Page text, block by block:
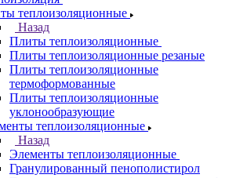
теплоизоляционные
Назад
Плиты теплоизоляционные
Плиты теплоизоляционные резаные
Плиты теплоизоляционные
термоформованные
Плиты теплоизоляционные
уклонообразующие
теплоизоляционные
Назад
Элементы теплоизоляционные
Гранулированный пенополистирол